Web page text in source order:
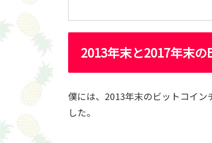
2013年末と2017年末
僕には、2013年末のビットコイ
した。